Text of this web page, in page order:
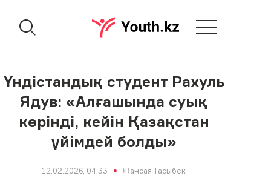
Үндістандық студент Рахуль
Ядув: «Алғашында суық
көрінді, кейін Қазақстан
үйімдей болды»
12.02.2026, 04:33 Жансая Тасыбек